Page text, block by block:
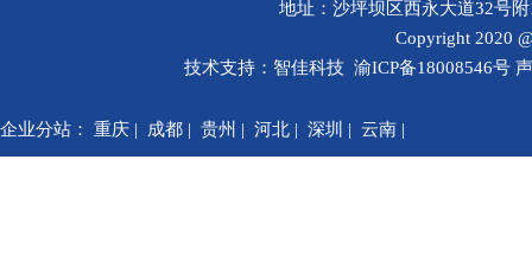
地址：沙坪坝区西永大道32号
Copyright 2020
技术支持： 智佳科技 渝ICP备18008546号
企业分站： 重庆 | 成都 | 贵州 | 河北 | 深圳 | 云南 |